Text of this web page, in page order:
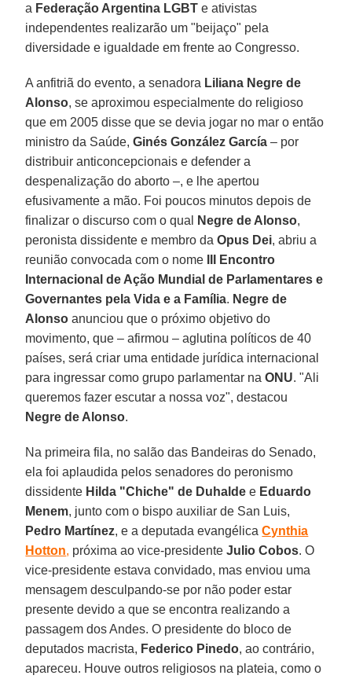
a Federação Argentina LGBT e ativistas
independentes realizarão um "beijaço" pela
diversidade e igualdade em frente ao Congresso.
A anfitriã do evento, a senadora Liliana Negre de
Alonso, se aproximou especialmente do religioso
que em 2005 disse que se devia jogar no mar o então
ministro da Saúde,Ginés González García – por
distribuir anticoncepcionais e defender a
despenalização do aborto –, e lhe apertou
efusivamente a mão. Foi poucos minutos depois de
finalizar o discurso com o qual
Negre de Alonso,
peronista dissidente e membro daOpus Dei, abriu a
reunião convocada com o nome
III Encontro
Internacional de Ação Mundial de Parlamentares e
Governantes pela Vida e a Família. Negre de
Alonso anunciou que o próximo objetivo do
movimento, que – afirmou – aglutina políticos de 40
países, será criar uma entidade jurídica internacional
para ingressar como grupo parlamentar naONU. "Ali
queremos fazer escutar a nossa voz", destacou
Negre de Alonso.
Na primeira fila, no salão das Bandeiras do Senado,
ela foi aplaudida pelos senadores do peronismo
dissidente Hilda "Chiche" de Duhalde e Eduardo
Menem, junto com o bispo auxiliar de San Luis,
Pedro Martínez, e a deputada evangélicaCynthia
Hotton, próxima ao vice-presidenteJulio Cobos. O
vice-presidente estava convidado, mas enviou uma
mensagem desculpando-se por não poder estar
presente devido a que se encontra realizando a
passagem dos Andes. O presidente do bloco de
deputados macrista, Federico Pinedo, ao contrário,
apareceu. Houve outros religiosos na plateia, como o